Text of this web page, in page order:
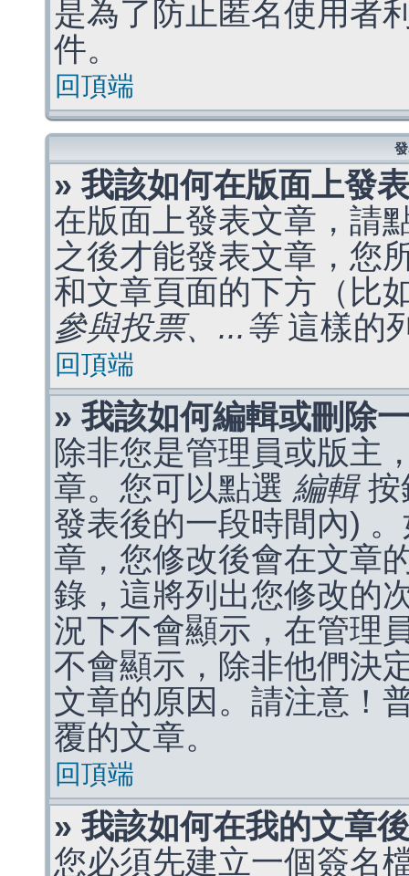
是為了防止匿名使用者
件。
回頂端
» 我該如何在版面上發
在版面上發表文章，請
之後才能發表文章，您
和文章頁面的下方（比
參與投票、...等這樣的
回頂端
» 我該如何編輯或刪除
除非您是管理員或版主
章。您可以點選 編輯按
發表後的一段時間內)
章，您修改後會在文章
錄，這將列出您修改的
況下不會顯示，在管理
不會顯示，除非他們決
文章的原因。請注意！
覆的文章。
回頂端
» 我該如何在我的文章
您必須先建立一個簽名